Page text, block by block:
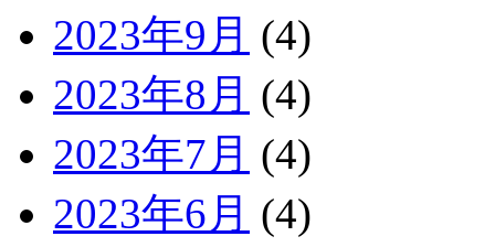
2023年9月 (4)
2023年8月 (4)
2023年7月 (4)
2023年6月 (4)